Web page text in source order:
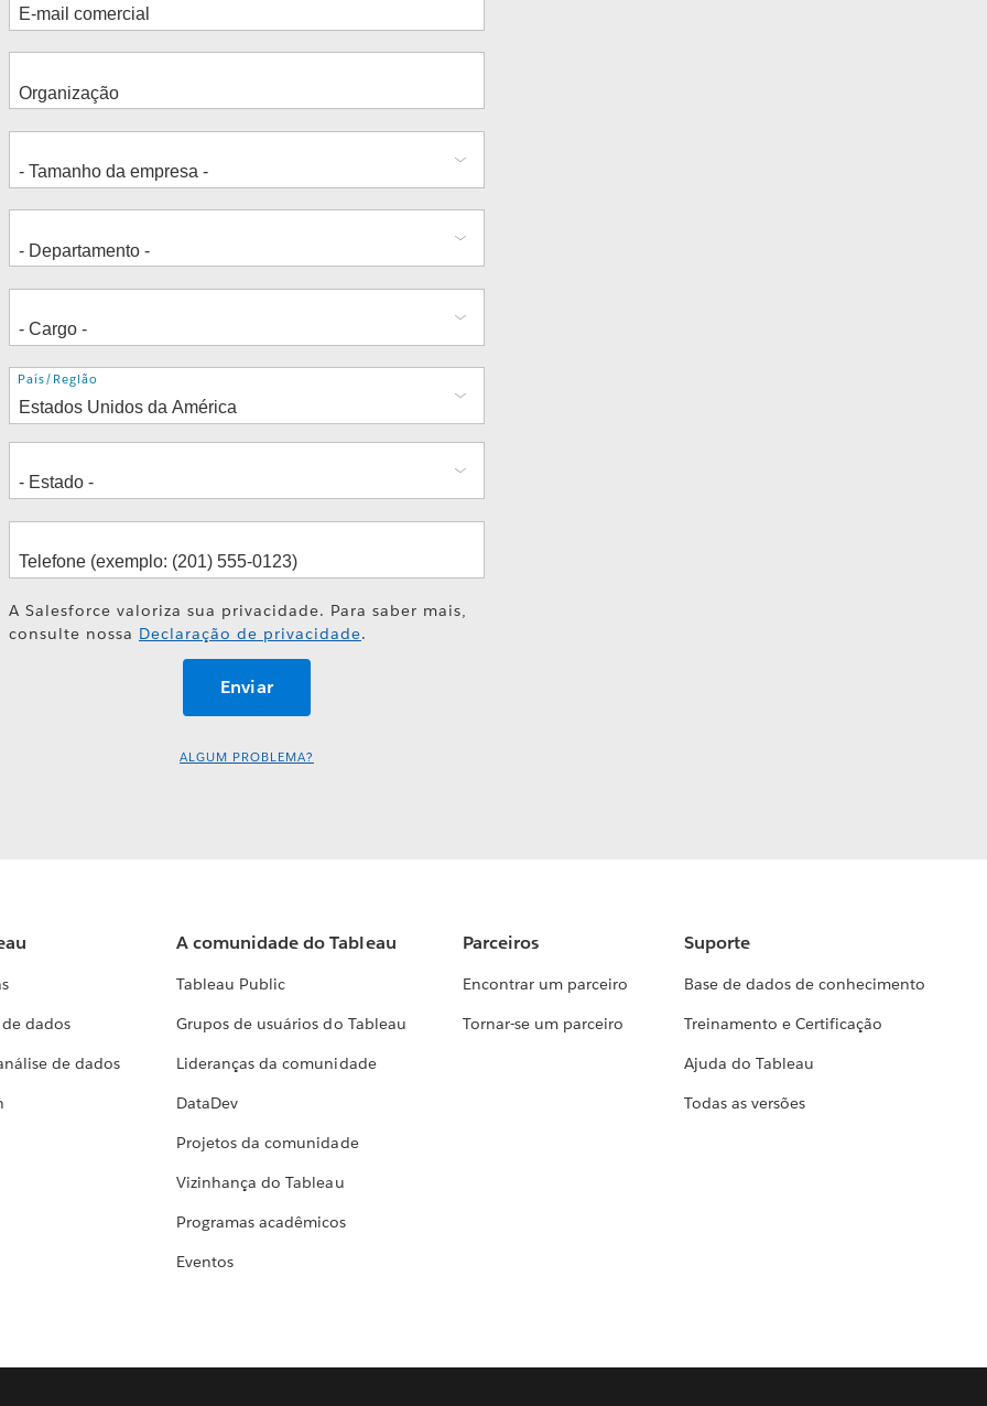
Endereço
País/Região
A Salesforce valoriza sua privacidade. Para saber mais,
consulte nossa Declaração de privacidade.
ALGUM PROBLEMA?
dados
de dados
A comunidade do Tableau
Tableau Public
Grupos de usuários do Tableau
Lideranças da comunidade
DataDev
Projetos da comunidade
Vizinhança do Tableau
Programas acadêmicos
Eventos
Parceiros
Encontrar um parceiro
Tornar-se um parceiro
Suporte
Base de dados de conhecimento
Treinamento e Certificação
Ajuda do Tableau
Todas as versões